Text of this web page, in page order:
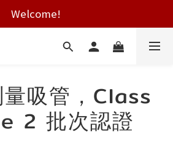
on HK orders over $2000
Welcome!
on HK orders over $2000
吸管，Class
2 批次認證